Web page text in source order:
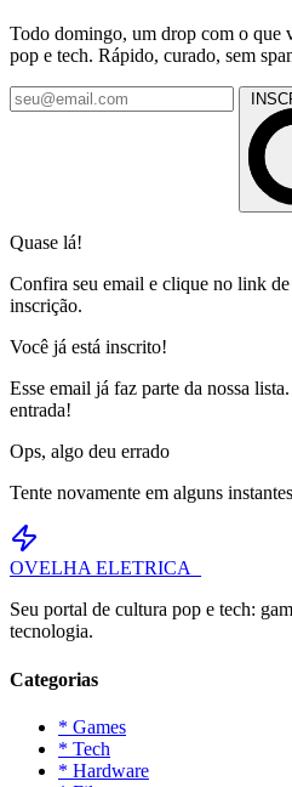
Todo domingo, um drop com o que
pop e tech. Rápido, curado, sem
Quase lá!
Confira seu email e clique no link
inscrição.
Você já está inscrito!
Esse email já faz parte da nossa
entrada!
Ops, algo deu errado
Tente novamente em alguns
OVELHA ELETRICA_
Seu portal de cultura pop e tech:
tecnologia.
Categorias
* Games
* Tech
* Hardware